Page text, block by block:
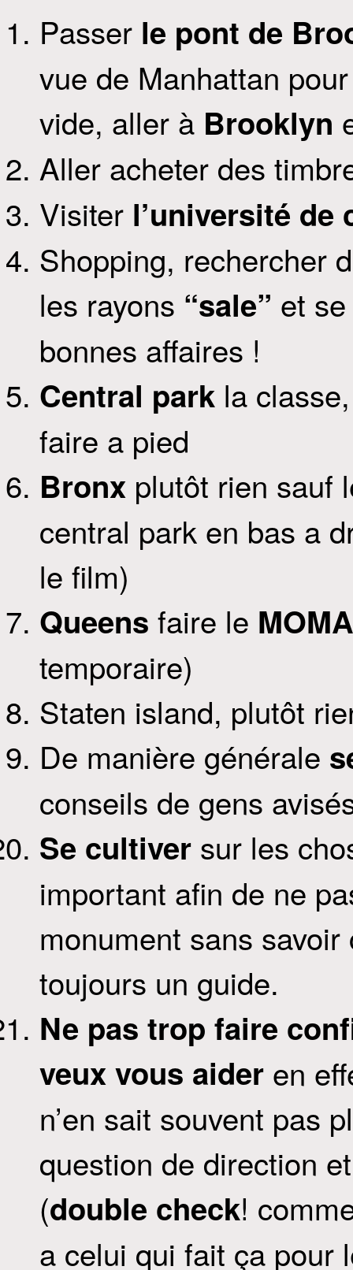
Passer le pont de
vue de Manhattan
vide, aller à Brooklyn
Aller acheter des
Visiter l’université de
Shopping, rechercher
les rayons “sale” et
bonnes affaires !
Central park la
faire a pied
Bronx plutôt rien sauf
central park en bas a
le film)
Queens faire le
temporaire)
Staten island, plutôt
De manière générale
conseils de gens
Se cultiver sur les
important afin de ne
monument sans savoir
toujours un guide.
Ne pas trop faire
veux vous aider en
n’en sait souvent pas
question de direction
(double check!
a celui qui fait ça pour